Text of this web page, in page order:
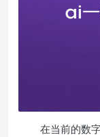
在当前的数